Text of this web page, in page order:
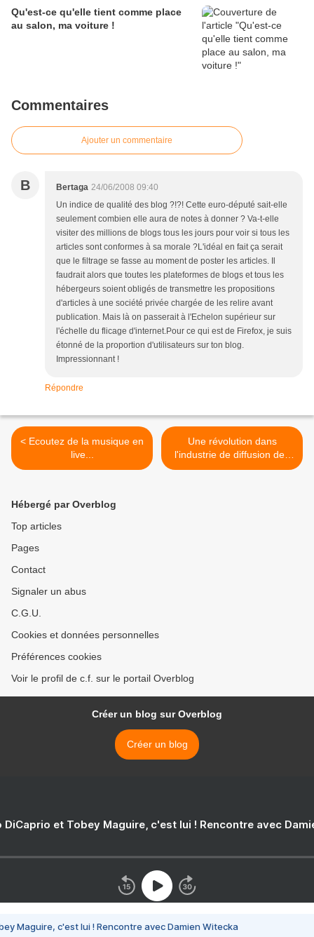
Qu'est-ce qu'elle tient comme place
au salon, ma voiture !
Commentaires
Ajouter un commentaire
B Bertaga 24/06/2008 09:40
Un indice de qualité des blog ?!?! Cette euro-député sait-elle
seulement combien elle aura de notes à donner ? Va-t-elle
visiter des millions de blogs tous les jours pour voir si tous les
articles sont conformes à sa morale ?L'idéal en fait ça serait
que le filtrage se fasse au moment de poster les articles. Il
faudrait alors que toutes les plateformes de blogs et tous les
hébergeurs soient obligés de transmettre les propositions
d'articles à une société privée chargée de les relire avant
publication. Mais là on passerait à l'Echelon supérieur sur
l'échelle du flicage d'internet.Pour ce qui est de Firefox, je suis
étonné de la proportion d'utilisateurs sur ton blog.
Impressionnant !
Répondre
< Ecoutez de la musique en
live...
Une révolution dans
l'industrie de diffusion des
contenus (épisode 1) >
Hébergé par Overblog
Top articles
Pages
Contact
Signaler un abus
C.G.U.
Cookies et données personnelles
Préférences cookies
Voir le profil de c.f. sur le portail Overblog
Créer un blog sur Overblog
Créer un blog
DiCaprio et Tobey Maguire, c'est lui ! Rencontre avec
Maguire, c'est lui ! Rencontre avec Damien Witecka